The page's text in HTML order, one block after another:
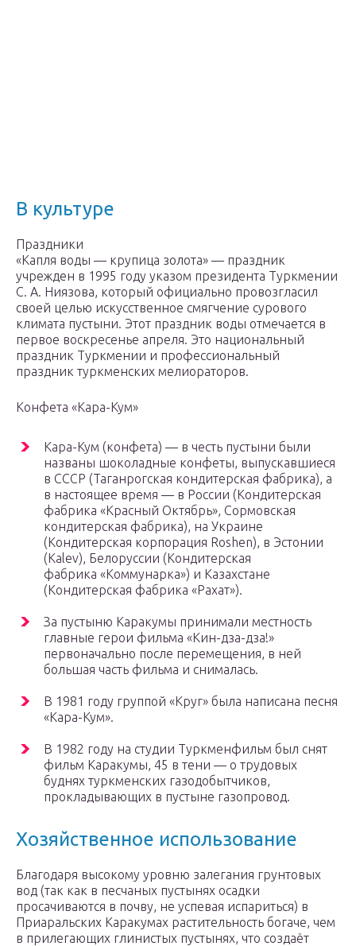
В культуре
Праздники
«Капля воды — крупица золота» — праздник
учрежден в 1995 году указом президента Туркмении
С. А. Ниязова, который официально провозгласил
своей целью искусственное смягчение сурового
климата пустыни. Этот праздник воды отмечается в
первое воскресенье апреля. Это национальный
праздник Туркмении и профессиональный
праздник туркменских мелиораторов.
Конфета «Кара-Кум»
Кара-Кум (конфета) — в честь пустыни были
названы шоколадные конфеты, выпускавшиеся
в СССР (Таганрогская кондитерская фабрика), а
в настоящее время — в России (Кондитерская
фабрика «Красный Октябрь», Сормовская
кондитерская фабрика), на Украине
(Кондитерская корпорация Roshen), в Эстонии
(Kalev), Белоруссии (Кондитерская
фабрика «Коммунарка») и Казахстане
(Кондитерская фабрика «Рахат»).
За пустыню Каракумы принимали местность
главные герои фильма «Кин-дза-дза!»
первоначально после перемещения, в ней
большая часть фильма и снималась.
В 1981 году группой «Круг» была написана песня
«Кара-Кум».
В 1982 году на студии Туркменфильм был снят
фильм Каракумы, 45 в тени — o трудовых
будняx туркменских газодобытчиков,
прокладывающих в пустыне газопровод.
Хозяйственное использование
Благодаря высокому уровню залегания грунтовых
вод (так как в песчаных пустынях осадки
просачиваются в почву, не успевая испариться) в
Приаральских Каракумах растительность богаче, чем
в прилегающих глинистых пустынях, что создаёт